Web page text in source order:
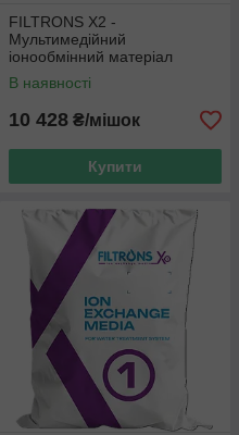
FILTRONS X2 -
Мультимедійний
іонообмінний матеріал
комплексної дії 6 в 1 (25л)
аналог Ecomix P
В наявності
10 428 ₴/мішок
Купити